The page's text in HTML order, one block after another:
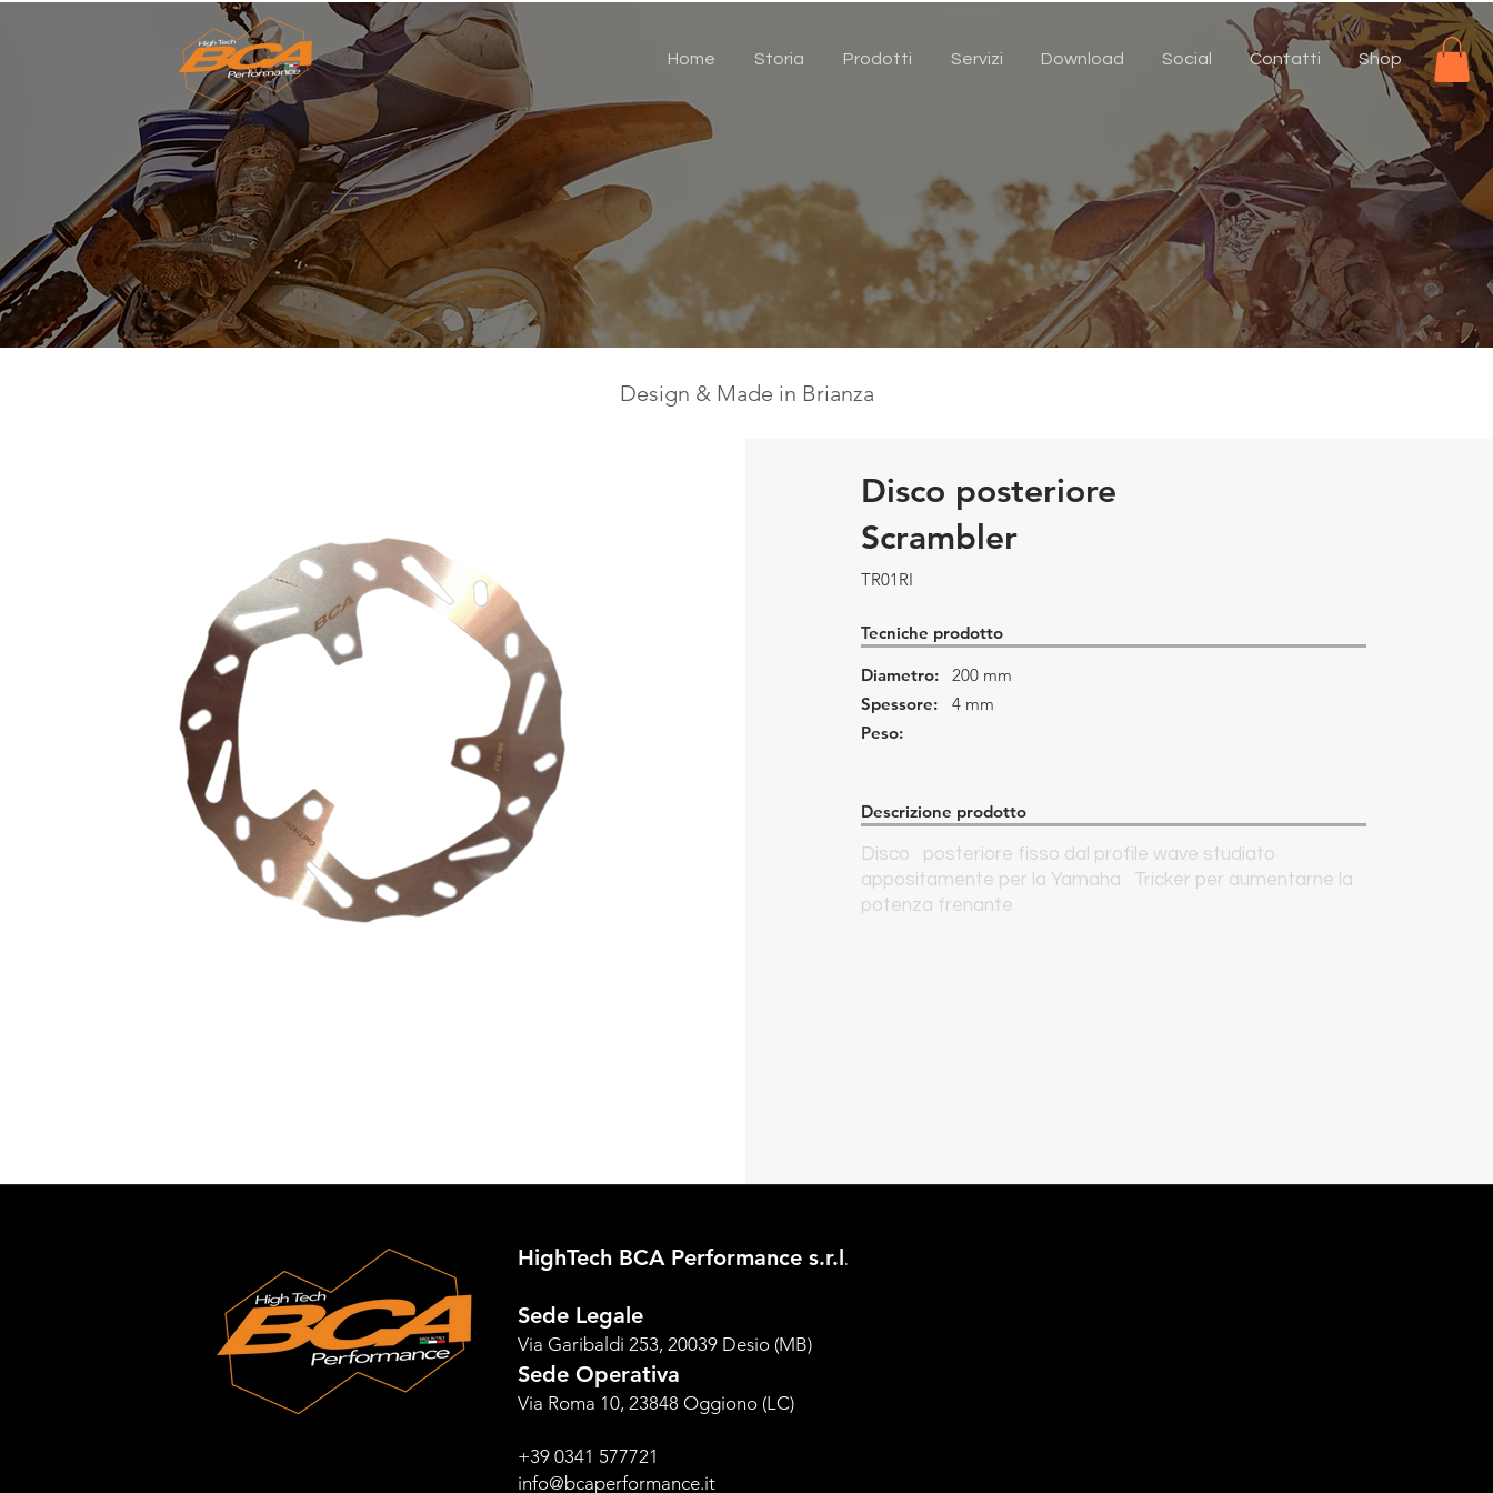
Home Storia Prodotti Servizi Download Social Contatti Shop
Design & Made in Brianza
Disco posteriore
Scrambler
TR01RI
Tecniche prodotto
Diametro:
200 mm
Spessore:
4 mm
Peso:
Descrizione prodotto
Disco posteriore fisso dal profile wave studiato
appositamente per la Yamaha Tricker per aumentarne la
potenza frenante
HighTech BCA Performance s.r.l.
Sede Legale
Via Garibaldi 253, 20039 Desio (MB)
Sede Operativa
Via Roma 10, 23848 Oggiono (LC)
+39 0341 577721
info@bcaperformance.it